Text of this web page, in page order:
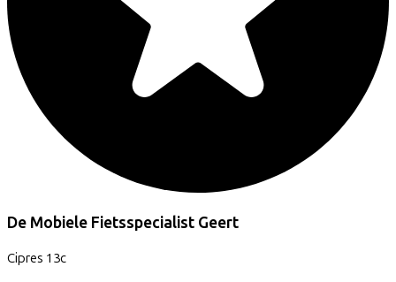
De Mobiele Fietsspecialist Geert
Cipres 13c